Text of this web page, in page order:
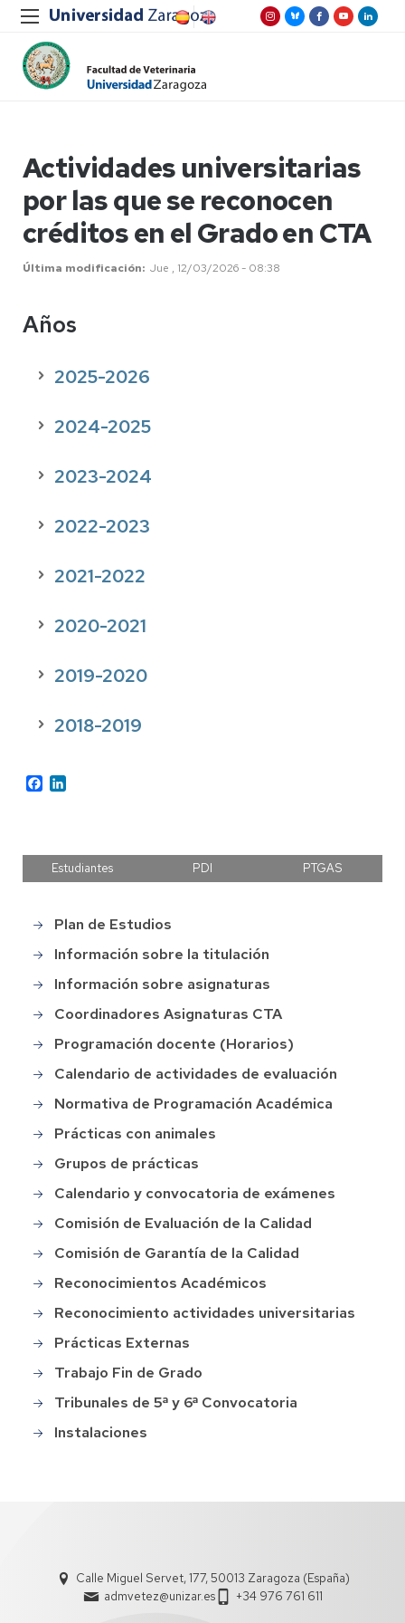
Actividades universitarias
por las que se reconocen
créditos en el Grado en CTA
Última modificación Jue , 12/03/2026 - 08:38
Años
2025-2026
2024-2025
2023-2024
2022-2023
2021-2022
2020-2021
2019-2020
2018-2019
Facebook
Estudiantes PDI PTGAS
Grado
en
CTA
Plan de Estudios
Información sobre la titulación
Información sobre asignaturas
Coordinadores Asignaturas CTA
Programación docente (Horarios)
Calendario de actividades de evaluación
Normativa de Programación Académica
Prácticas con animales
Grupos de prácticas
Calendario y convocatoria de exámenes
Comisión de Evaluación de la Calidad
Comisión de Garantía de la Calidad
Reconocimientos Académicos
Reconocimiento actividades universitarias
Prácticas Externas
Trabajo Fin de Grado
Tribunales de 5ª y 6ª Convocatoria
Instalaciones
Calle Miguel Servet, 177, 50013 Zaragoza (España)
admvetez@unizar.es
+34 976 761 611